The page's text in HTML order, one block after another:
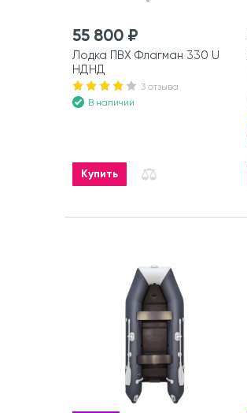
55 800 ₽
Лодка ПВХ Флагман 330 U
НДНД
3 отзыва
В наличии
Купить